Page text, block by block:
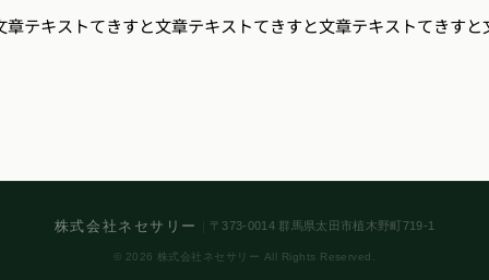
章テキストてきすと文章テキストてきすと文章テキストてきすと
株式会社ネセサリー 〒373-0014 群馬県太田市植木野町719-1
© 2026 株式会社ネセサリー All Rights Reserved.